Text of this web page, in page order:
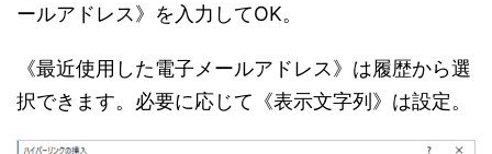
ールアドレス》を入力してOK。
《最近使用した電子メールアドレス》は履歴から選
択できます。必要に応じて《表示文字列》は設定。